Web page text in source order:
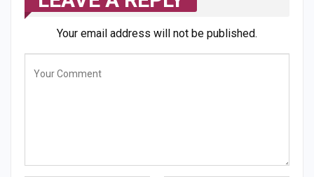
Your email address will not be published.